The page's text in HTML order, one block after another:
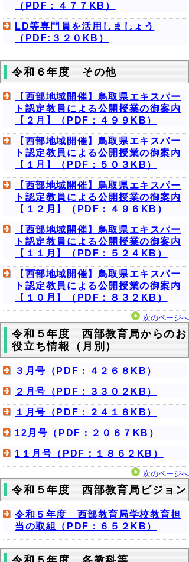
（PDF：４７７KB）
LD等専門員を活用しましょう
（PDF:３２０KB）
令和６年度 その他
【西部地域開催】鳥取県エキスパー
ト認定教員による公開授業の御案内
【２月】（PDF：４９９KB）
【西部地域開催】鳥取県エキスパー
ト認定教員による公開授業の御案内
【１月】（PDF：５０３KB）
【西部地域開催】鳥取県エキスパー
ト認定教員による公開授業の御案内
【１２月】（PDF：４９６KB）
【西部地域開催】鳥取県エキスパー
ト認定教員による公開授業の御案内
【１１月】（PDF：５２４KB）
【西部地域開催】鳥取県エキスパー
ト認定教員による公開授業の御案内
【１０月】（PDF：８３２KB）
次のページへ
令和５年度 西部教育局からのお
役立ち情報（月別）
３月号（PDF：４２６８KB）
２月号（PDF：３３０２KB）
１月号（PDF：２４１８KB）
12月号（PDF：２０６７KB）
1１月号（PDF：１８６２KB）
次のページへ
令和５年度 西部教育局ビジョン
令和５年度 西部教育局学校教育担
当の取組（PDF：６５２KB）